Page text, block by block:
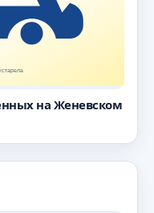
на Женевском